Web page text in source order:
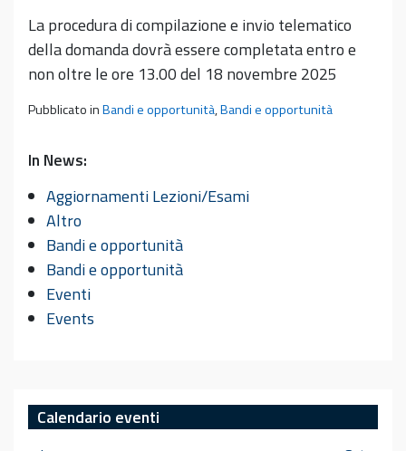
La procedura di compilazione e invio telematico
della domanda dovrà essere completata entro e
non oltre le ore 13.00 del 18 novembre 2025
Pubblicato inBandi e opportunità,Bandi e opportunità
In News:
Aggiornamenti Lezioni/Esami
Altro
Bandi e opportunità
Bandi e opportunità
Eventi
Events
Calendario eventi